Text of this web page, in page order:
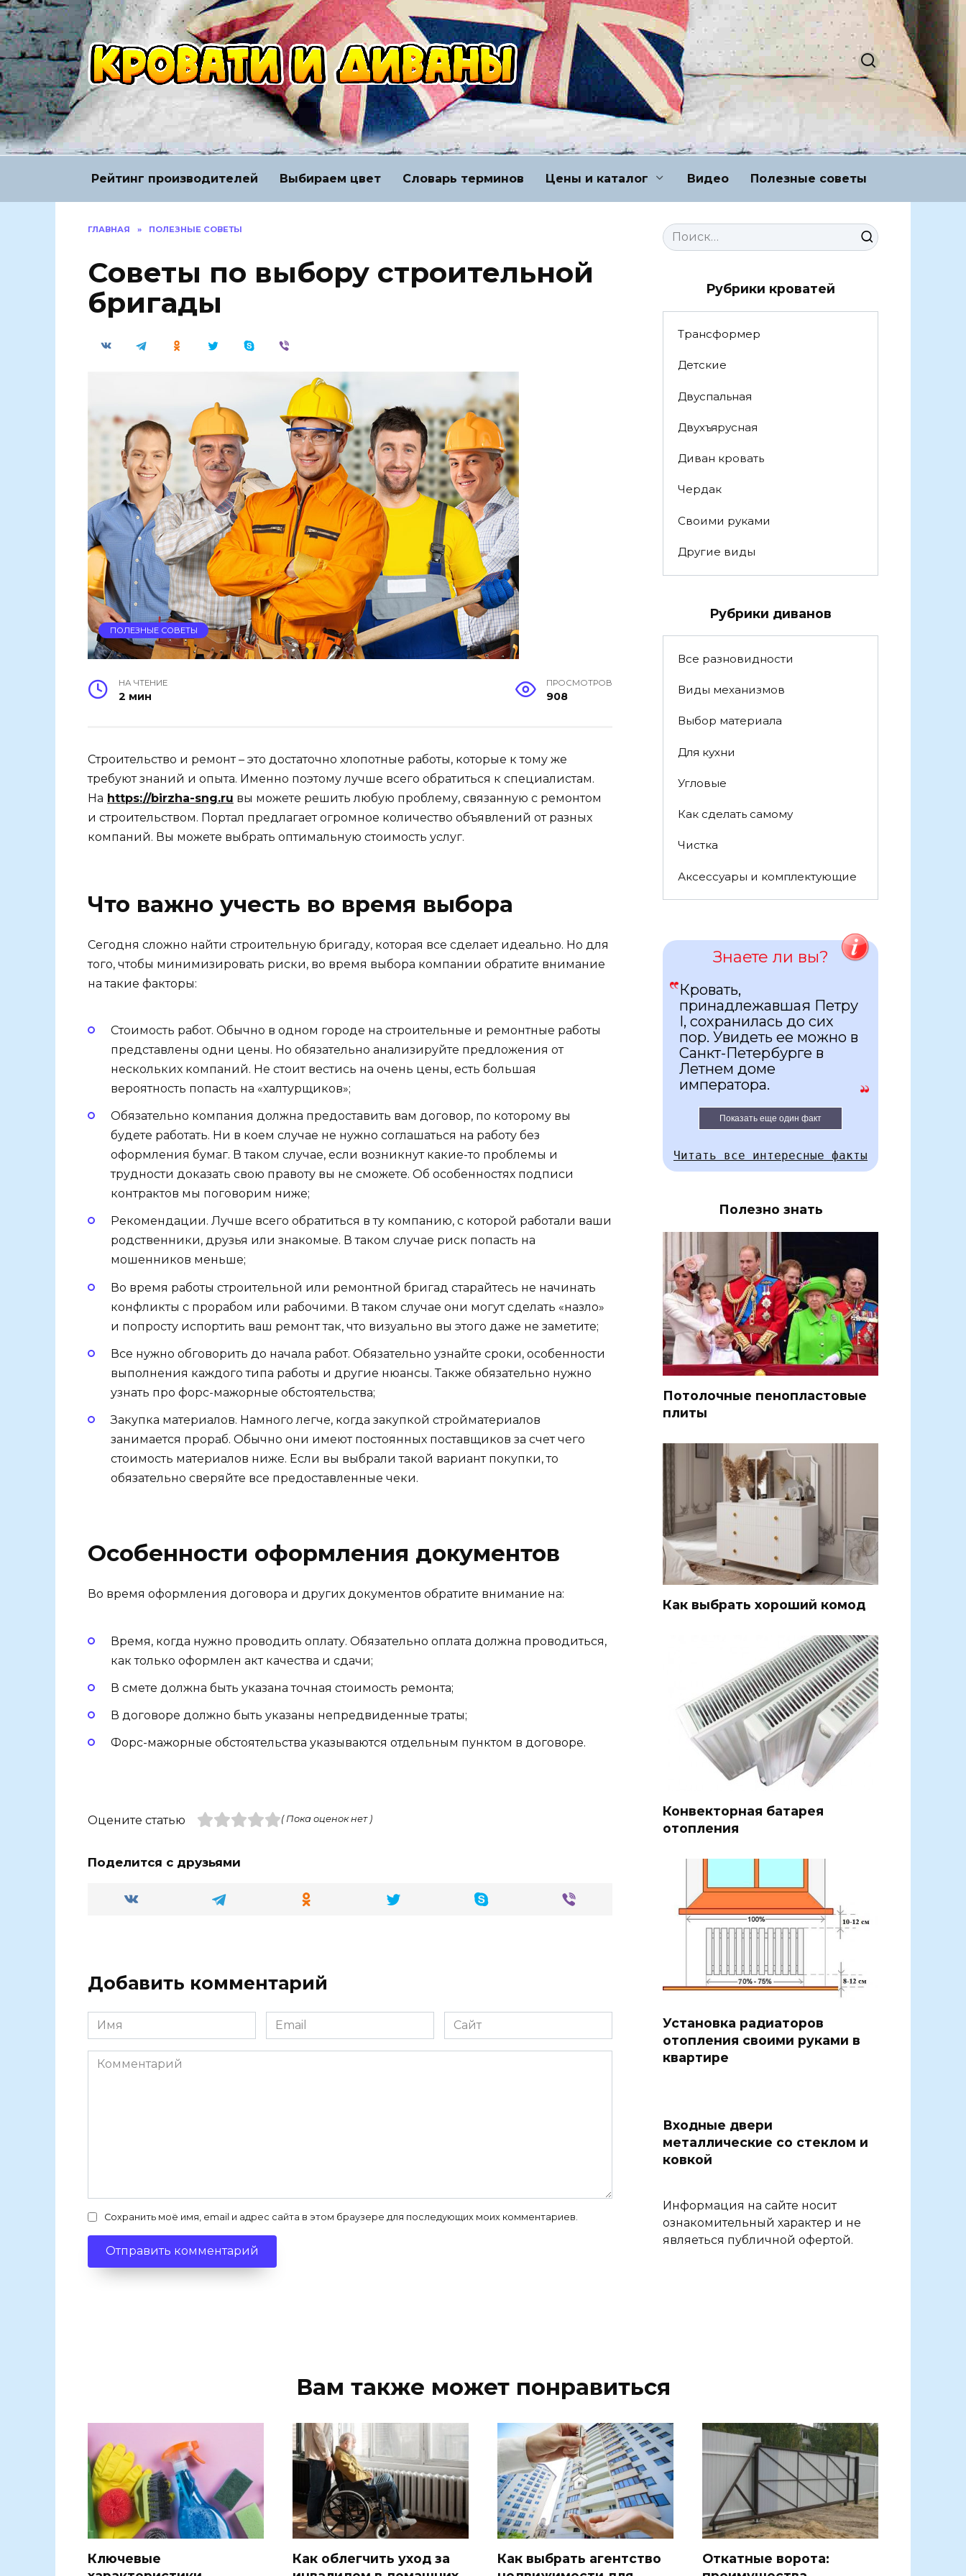
Перейти
к
содержанию
Рейтинг производителей Выбираем цвет Словарь терминов Цены и каталог Видео Полезные советы
ГЛАВНАЯ » ПОЛЕЗНЫЕ СОВЕТЫ
Советы по выбору строительной
бригады
ПОЛЕЗНЫЕ СОВЕТЫ
НА ЧТЕНИЕ
2 мин
ПРОСМОТРОВ
908
Строительство и ремонт – это достаточно хлопотные работы, которые к тому же
требуют знаний и опыта. Именно поэтому лучше всего обратиться к специалистам.
На https://birzha-sng.ru вы можете решить любую проблему, связанную с ремонтом
и строительством. Портал предлагает огромное количество объявлений от разных
компаний. Вы можете выбрать оптимальную стоимость услуг.
Что важно учесть во время выбора
Сегодня сложно найти строительную бригаду, которая все сделает идеально. Но для
того, чтобы минимизировать риски, во время выбора компании обратите внимание
на такие факторы:
Стоимость работ. Обычно в одном городе на строительные и ремонтные работы
представлены одни цены. Но обязательно анализируйте предложения от
нескольких компаний. Не стоит вестись на очень цены, есть большая
вероятность попасть на «халтурщиков»;
Обязательно компания должна предоставить вам договор, по которому вы
будете работать. Ни в коем случае не нужно соглашаться на работу без
оформления бумаг. В таком случае, если возникнут какие-то проблемы и
трудности доказать свою правоту вы не сможете. Об особенностях подписи
контрактов мы поговорим ниже;
Рекомендации. Лучше всего обратиться в ту компанию, с которой работали ваши
родственники, друзья или знакомые. В таком случае риск попасть на
мошенников меньше;
Во время работы строительной или ремонтной бригад старайтесь не начинать
конфликты с прорабом или рабочими. В таком случае они могут сделать «назло»
и попросту испортить ваш ремонт так, что визуально вы этого даже не заметите;
Все нужно обговорить до начала работ. Обязательно узнайте сроки, особенности
выполнения каждого типа работы и другие нюансы. Также обязательно нужно
узнать про форс-мажорные обстоятельства;
Закупка материалов. Намного легче, когда закупкой стройматериалов
занимается прораб. Обычно они имеют постоянных поставщиков за счет чего
стоимость материалов ниже. Если вы выбрали такой вариант покупки, то
обязательно сверяйте все предоставленные чеки.
Особенности оформления документов
Во время оформления договора и других документов обратите внимание на:
Время, когда нужно проводить оплату. Обязательно оплата должна проводиться,
как только оформлен акт качества и сдачи;
В смете должна быть указана точная стоимость ремонта;
В договоре должно быть указаны непредвиденные траты;
Форс-мажорные обстоятельства указываются отдельным пунктом в договоре.
Оцените статью ( Пока оценок нет )
Поделится с друзьями
Добавить комментарий
Имя Email Сайт
Комментарий
Сохранить моё имя, email и адрес сайта в этом браузере для последующих моих комментариев.
Search
for:
Рубрики кроватей
Трансформер
Детские
Двуспальная
Двухъярусная
Диван кровать
Чердак
Своими руками
Другие виды
Рубрики диванов
Все разновидности
Виды механизмов
Выбор материала
Для кухни
Угловые
Как сделать самому
Чистка
Аксессуары и комплектующие
Знаете ли вы?
Кровать,
принадлежавшая Петру
I, сохранилась до сих
пор. Увидеть ее можно в
Санкт-Петербурге в
Летнем доме
императора.
Показать еще один факт
Читать все интересные факты
Полезно знать
Потолочные пенопластовые
плиты
Как выбрать хороший комод
Конвекторная батарея
отопления
Установка радиаторов
отопления своими руками в
квартире
Входные двери
металлические со стеклом и
ковкой
Информация на сайте носит
ознакомительный характер и не
являеться публичной офертой.
Вам также может понравиться
Ключевые
Как облегчить уход за
Как выбрать агентство
Откатные ворота: